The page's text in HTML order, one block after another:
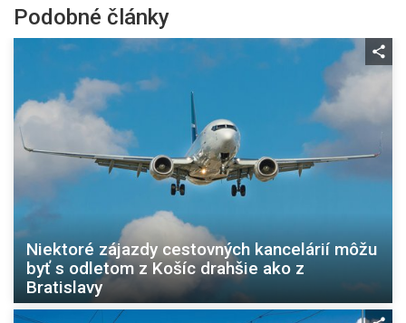
Podobné články
Niektoré zájazdy cestovných kancelárií môžu
byť s odletom z Košíc drahšie ako z
Bratislavy